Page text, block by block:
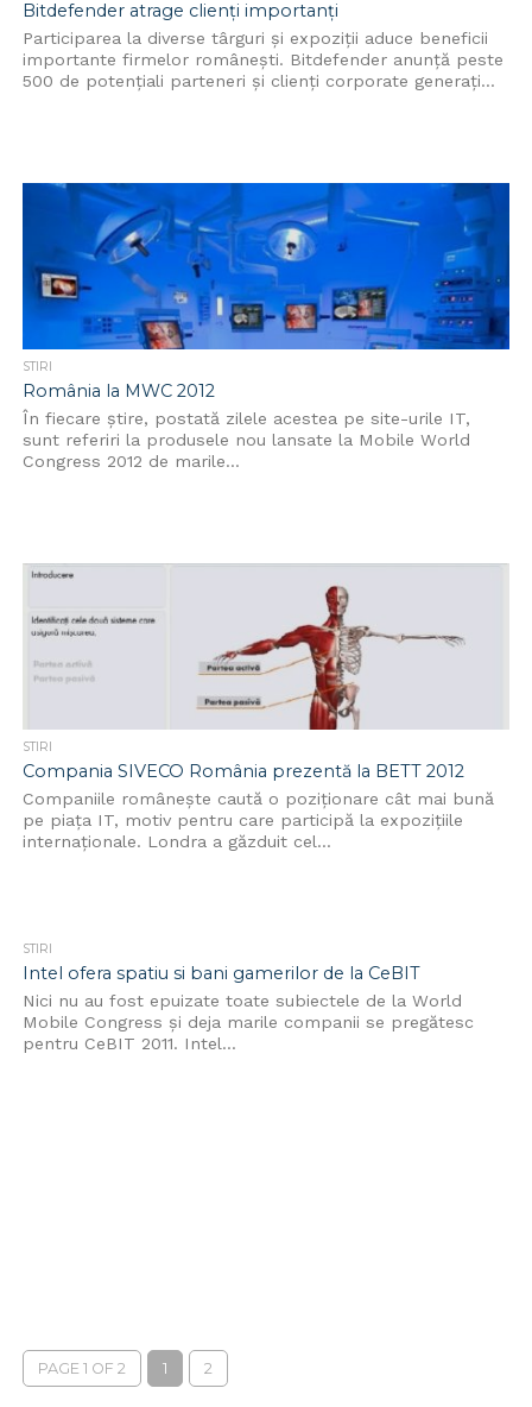
Bitdefender atrage clienți importanți
Participarea la diverse târguri și expoziții aduce beneficii
importante firmelor românești. Bitdefender anunţă peste
500 de potenţiali parteneri şi clienţi corporate generaţi...
STIRI
România la MWC 2012
În fiecare știre, postată zilele acestea pe site-urile IT,
sunt referiri la produsele nou lansate la Mobile World
Congress 2012 de marile...
STIRI
Compania SIVECO România prezentă la BETT 2012
Companiile românește caută o poziționare cât mai bună
pe piața IT, motiv pentru care participă la expozițiile
internaționale. Londra a găzduit cel...
STIRI
Intel ofera spatiu si bani gamerilor de la CeBIT
Nici nu au fost epuizate toate subiectele de la World
Mobile Congress și deja marile companii se pregătesc
pentru CeBIT 2011. Intel...
PAGE 1 OF 2 1 2